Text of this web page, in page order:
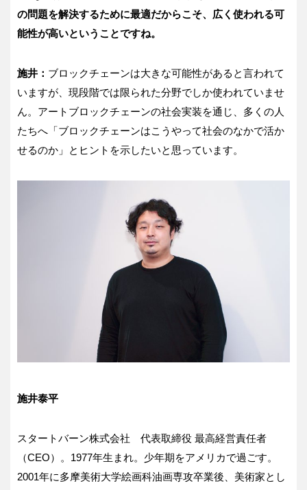
の問題を解決するために最適だからこそ、広く使われる可
能性が高いということですね。
施井： ブロックチェーンは大きな可能性があると言われて
いますが、現段階では限られた分野でしか使われていませ
ん。アートブロックチェーンの社会実装を通じ、多くの人
たちへ「ブロックチェーンはこうやって社会のなかで活か
せるのか」とヒントを示したいと思っています。
施井泰平
スタートバーン株式会社 代表取締役 最高経営責任者
（CEO）。1977年生まれ。少年期をアメリカで過ごす。
2001年に多摩美術大学絵画科油画専攻卒業後、美術家とし